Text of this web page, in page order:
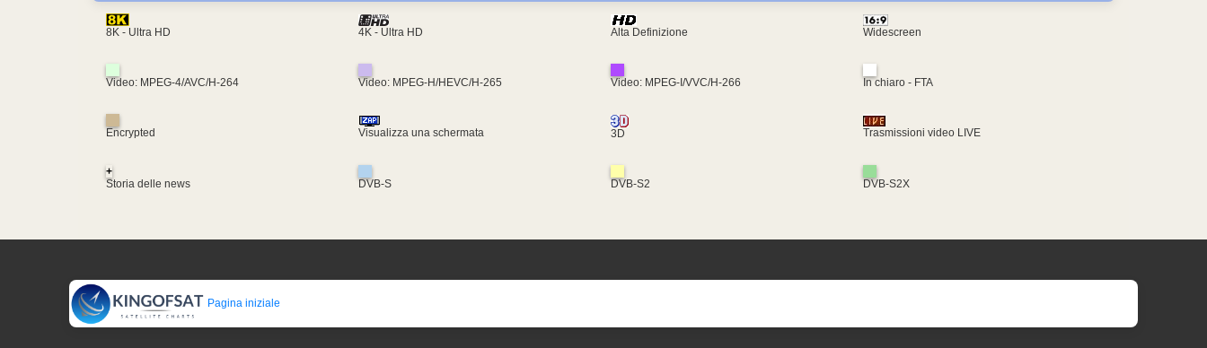
8K - Ultra HD 4K - Ultra HD Alta Definizione Widescreen
Video: MPEG-4/AVC/H-264 Video: MPEG-H/HEVC/H-265 Video: MPEG-I/VVC/H-266 In chiaro - FTA
Encrypted Visualizza una schermata 3D Trasmissioni video LIVE
+
Storia delle news
DVB-S DVB-S2 DVB-S2X
Pagina iniziale